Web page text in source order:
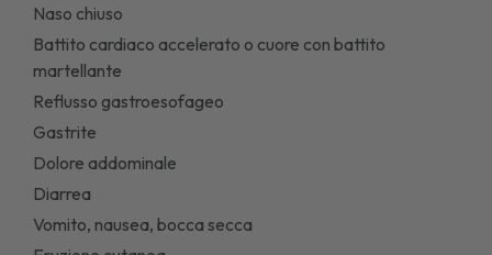
Naso chiuso
Battito cardiaco accelerato o cuore con battito
martellante
Reflusso gastroesofageo
Gastrite
Dolore addominale
Diarrea
Vomito, nausea, bocca secca